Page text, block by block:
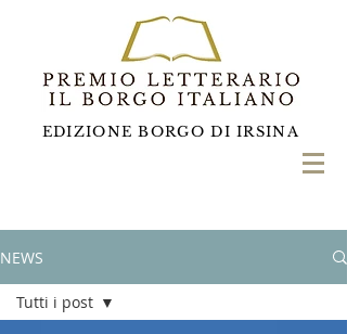
EDIZIONE BORGO DI IRSINA
NEWS
Tutti i post